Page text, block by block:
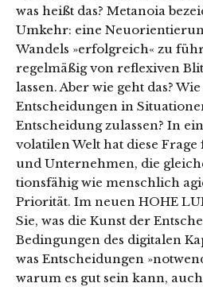
was heißt das? Metanoia
Umkehr: eine
Wandels »erfolgreich« zu
regelmäßig von reflexiven
lassen. Aber wie geht das?
Entscheidungen in
Entscheidung zulassen? In
volatilen Welt hat diese
und Unternehmen, die
tionsfähig wie menschlich
Priorität. Im neuen HOHE
Sie, was die Kunst der
Bedingungen des digitalen
was Entscheidungen
warum es gut sein kann,